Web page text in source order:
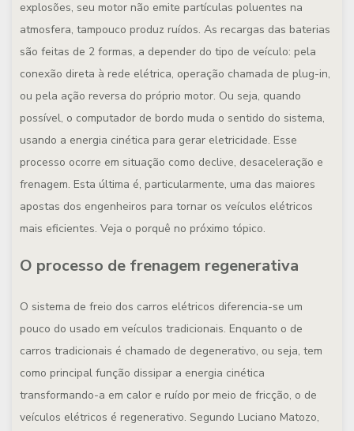
explosões, seu motor não emite partículas poluentes na
atmosfera, tampouco produz ruídos. As recargas das baterias
são feitas de 2 formas, a depender do tipo de veículo: pela
conexão direta à rede elétrica, operação chamada de plug-in,
ou pela ação reversa do próprio motor. Ou seja, quando
possível, o computador de bordo muda o sentido do sistema,
usando a energia cinética para gerar eletricidade. Esse
processo ocorre em situação como declive, desaceleração e
frenagem. Esta última é, particularmente, uma das maiores
apostas dos engenheiros para tornar os veículos elétricos
mais eficientes. Veja o porquê no próximo tópico.
O processo de frenagem regenerativa
O sistema de freio dos carros elétricos diferencia-se um
pouco do usado em veículos tradicionais. Enquanto o de
carros tradicionais é chamado de degenerativo, ou seja, tem
como principal função dissipar a energia cinética
transformando-a em calor e ruído por meio de fricção, o de
veículos elétricos é regenerativo. Segundo Luciano Matozo,